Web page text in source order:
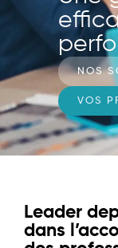
NOS
VOS
Leader
dans